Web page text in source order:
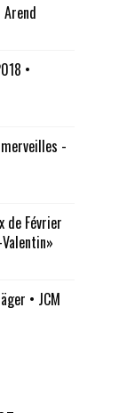
Arend
•
-
de Février
• JCM